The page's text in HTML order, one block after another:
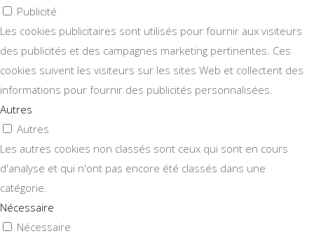
Publicité
Les cookies publicitaires sont utilisés pour fournir aux visiteurs
des publicités et des campagnes marketing pertinentes. Ces
cookies suivent les visiteurs sur les sites Web et collectent des
informations pour fournir des publicités personnalisées.
Autres
Autres
Les autres cookies non classés sont ceux qui sont en cours
d'analyse et qui n'ont pas encore été classés dans une
catégorie.
Nécessaire
Nécessaire